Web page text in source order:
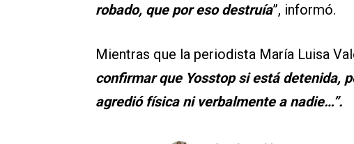
robado, que por eso destruía”, informó.
Mientras que la periodista María Luisa
confirmar que Yosstop si está detenida,
agredió física ni verbalmente a nadie…”.